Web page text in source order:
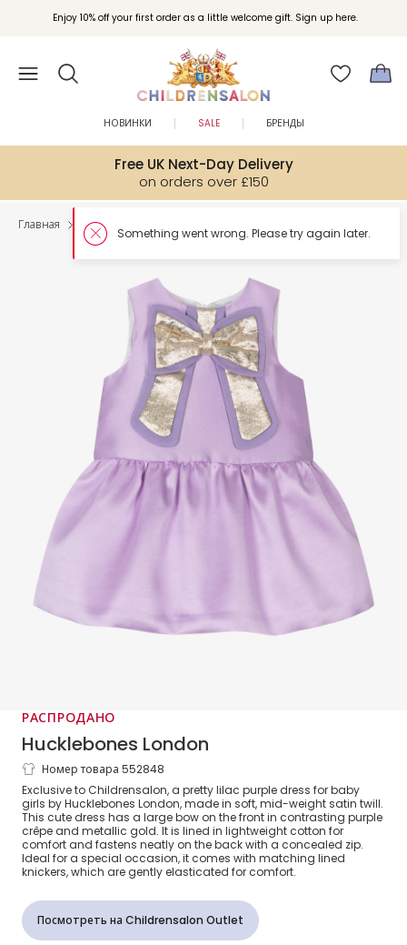
Enjoy 10% off your first order as a little welcome gift. Sign up here.
Free UK Next-Day Delivery
on orders over £150
НОВИНКИ SALE БРЕНДЫ
Главная Девочки
РАСПРОДАНО
Hucklebones London
Baby Girls Purple Satin Bow Dress
Номер товара 552848
Exclusive to Childrensalon, a pretty lilac purple dress for baby
girls by Hucklebones London, made in soft, mid-weight satin twill.
This cute dress has a large bow on the front in contrasting purple
crêpe and metallic gold. It is lined in lightweight cotton for
comfort and fastens neatly on the back with a concealed zip.
Ideal for a special occasion, it comes with matching lined
knickers, which are gently elasticated for comfort.
Посмотреть на Childrensalon Outlet